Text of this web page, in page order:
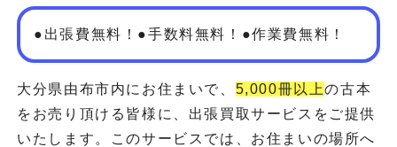
●出張費無料！●手数料無料！●作業費無料！
大分県由布市内にお住まいで、 5,000冊以上の古本
をお売り頂ける皆様に、出張買取サービスをご提供
いたします。このサービスでは、お住まいの場所へ